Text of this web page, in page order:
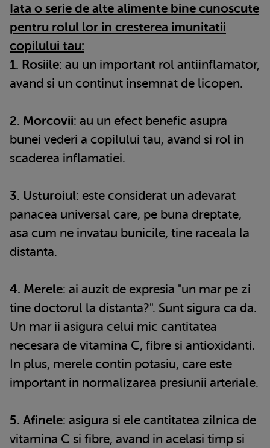
Iata o serie de alte alimente bine cunoscute
pentru rolul lor in cresterea imunitatii
copilului tau:
1. Rosiile: au un important rol antiinflamator,
avand si un continut insemnat de licopen.
2. Morcovii: au un efect benefic asupra
bunei vederi a copilului tau, avand si rol in
scaderea inflamatiei.
3. Usturoiul: este considerat un adevarat
panacea universal care, pe buna dreptate,
asa cum ne invatau bunicile, tine raceala la
distanta.
4. Merele: ai auzit de expresia "un mar pe zi
tine doctorul la distanta?". Sunt sigura ca da.
Un mar ii asigura celui mic cantitatea
necesara de vitamina C, fibre si antioxidanti.
In plus, merele contin potasiu, care este
important in normalizarea presiunii arteriale.
5. Afinele: asigura si ele cantitatea zilnica de
vitamina C si fibre, avand in acelasi timp si